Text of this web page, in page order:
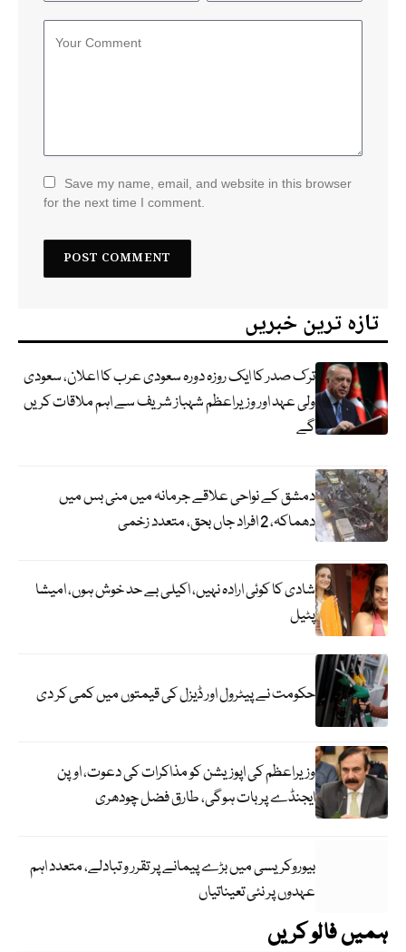
Save my name, email, and website in this browser
for the next time I comment.
تازہ ترین خبریں
ترک صدر کا ایک روزہ دورہ سعودی عرب کا اعلان، سعودی
ولی عہد اور وزیراعظم شہباز شریف سے اہم ملاقات کریں
گے
دمشق کے نواحی علاقے جرمانہ میں منی بس میں
دھماکہ، 2 افراد جاں بحق، متعدد زخمی
شادی کا کوئی ارادہ نہیں، اکیلی بے حد خوش ہوں، امیشا
پٹیل
حکومت نے پیٹرول اور ڈیزل کی قیمتوں میں کمی کر دی
وزیراعظم کی اپوزیشن کو مذاکرات کی دعوت، اوپن
ایجنڈے پر بات ہوگی، طارق فضل چودھری
بیوروکریسی میں بڑے پیمانے پر تقرر و تبادلے، متعدد اہم
عہدوں پر نئی تعیناتیاں
ہمیں فالو کریں